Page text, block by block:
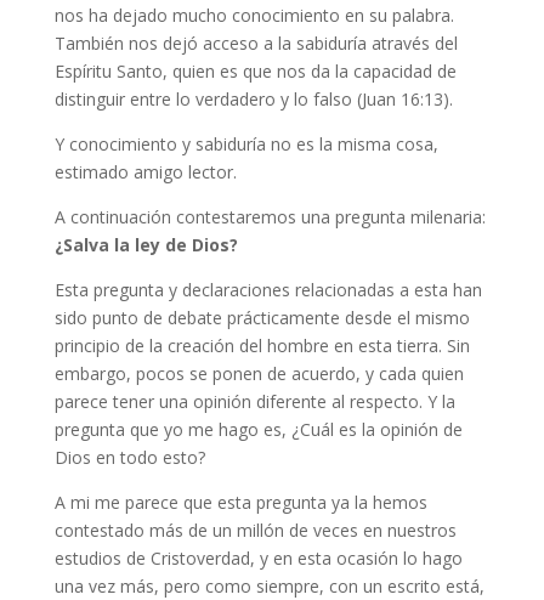
nos ha dejado mucho conocimiento en su palabra.
También nos dejó acceso a la sabiduría através del
Espíritu Santo, quien es que nos da la capacidad de
distinguir entre lo verdadero y lo falso (Juan 16:13).
Y conocimiento y sabiduría no es la misma cosa,
estimado amigo lector.
A continuación contestaremos una pregunta milenaria:
¿Salva la ley de Dios?
Esta pregunta y declaraciones relacionadas a esta han
sido punto de debate prácticamente desde el mismo
principio de la creación del hombre en esta tierra. Sin
embargo, pocos se ponen de acuerdo, y cada quien
parece tener una opinión diferente al respecto. Y la
pregunta que yo me hago es, ¿Cuál es la opinión de
Dios en todo esto?
A mi me parece que esta pregunta ya la hemos
contestado más de un millón de veces en nuestros
estudios de Cristoverdad, y en esta ocasión lo hago
una vez más, pero como siempre, con un escrito está,